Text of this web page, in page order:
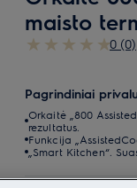
maisto
0 (0)
Pagrindiniai
Orkaitė „800
rezultatus.
Funkcija
„Smart Kitchen“.